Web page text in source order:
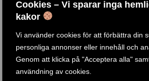
Cookies – Vi sparar inga
kakor
Vi använder cookies för att förbättra din
personliga annonser eller innehåll och
Genom att klicka på "Acceptera alla"
användning av cookies.
YOGAMATTA